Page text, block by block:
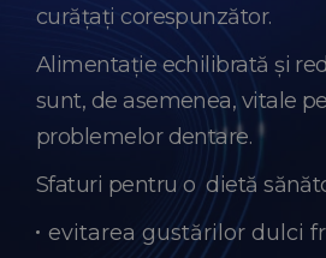
curățați corespunzător.
Alimentație echilibrată și
sunt, de asemenea, vitale
problemelor dentare.
Sfaturi pentru o dietă
evitarea gustărilor dulci